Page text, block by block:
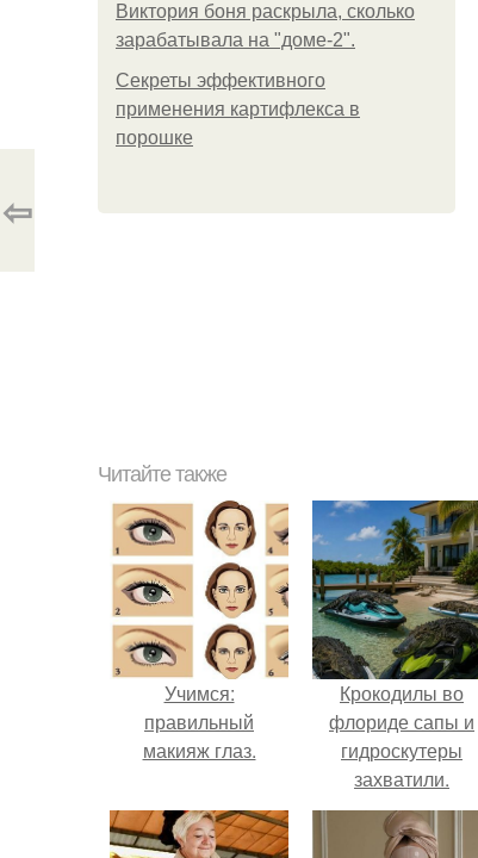
Виктория боня раскрыла, сколько
зарабатывала на "доме-2".
Секреты эффективного
применения картифлекса в
порошке
⇦
Читайте также
Учимся:
правильный
макияж глаз.
Крокодилы во
флориде сапы и
гидроскутеры
захватили.